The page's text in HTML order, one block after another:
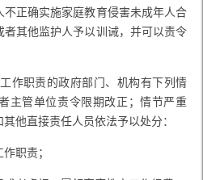
正确实施家庭教育侵害未成年人合
其他监护人予以训诫，并可以责令
作职责的政府部门、机构有下列情
主管单位责令限期改正；情节严重
他直接责任人员依法予以处分：
职责；